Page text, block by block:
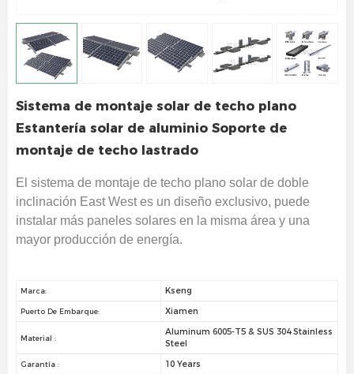
Sistema de montaje solar de techo plano
Estantería solar de aluminio Soporte de
montaje de techo lastrado
El sistema de montaje de techo plano solar de doble
inclinación East West es un diseño exclusivo, puede
instalar más paneles solares en la misma área y una
mayor producción de energía.
Marca: Kseng
Puerto De Embarque: Xiamen
Material :
Aluminum 6005-T5 & SUS 304 Stainless
Steel
Garantía : 10 Years